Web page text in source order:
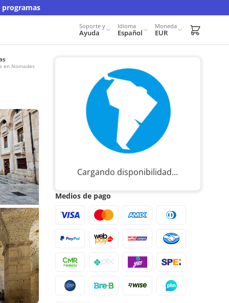
Soporte y
Ayuda
Idioma
Español
Moneda
EUR Carrito
en Nomades
Cargando disponibilidad...
Medios de pago